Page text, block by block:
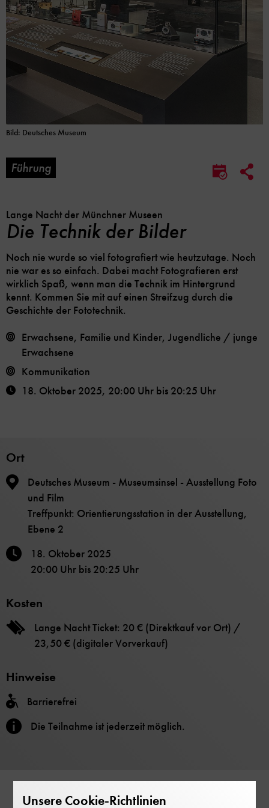
Bild: Deutsches Museum
Führung
Lange Nacht der Münchner Museen
Die Technik der Bilder
Noch nie wurde so viel fotografiert wie heutzutage. Noch
nie war es so einfach. Dabei macht Fotografieren erst
wirklich Spaß, wenn man die Technik im Hintergrund
kennt. Kommen Sie mit auf einen Streifzug durch die
Geschichte der Fototechnik.
Erwachsene, Familie und Kinder, Jugendliche / junge
Erwachsene
Kommunikation
18. Oktober 2025, 20:00 Uhr bis 20:25 Uhr
Ort
Deutsches Museum - Museumsinsel - Ausstellung Foto
und Film
Treffpunkt: Orientierungsstation in der Ausstellung,
Ebene 2
18. Oktober 2025
20:00 Uhr bis 20:25 Uhr
Kosten
Lange Nacht Ticket: 20 € (Direktkauf vor Ort) /
23,50 € (digitaler Vorverkauf)
Hinweise
Barrierefrei
Die Teilnahme ist jederzeit möglich.
Unsere Cookie-Richtlinien